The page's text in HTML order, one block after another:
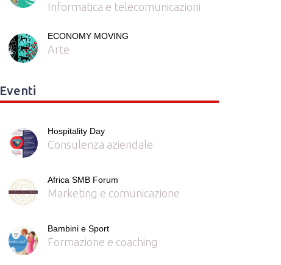
Informatica e telecomunicazioni
ECONOMY MOVING
Arte
Eventi
Hospitality Day
Consulenza aziendale
Africa SMB Forum
Marketing e comunicazione
Bambini e Sport
Formazione e coaching